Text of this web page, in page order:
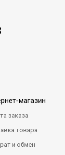
магазин
заказа
товара
и обмен